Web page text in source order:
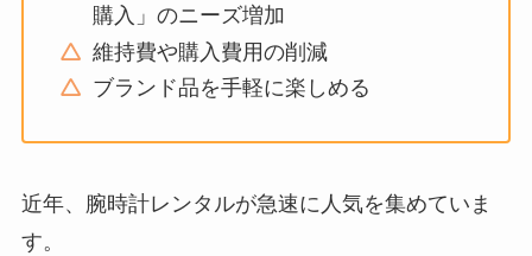
購入」のニーズ増加
維持費や購入費用の削減
ブランド品を手軽に楽しめる
近年、腕時計レンタルが急速に人気を集めていま
す。